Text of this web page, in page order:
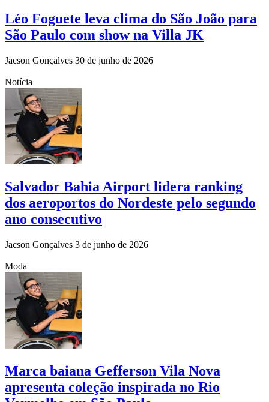
Léo Foguete leva clima do São João para
São Paulo com show na Villa JK
Jacson Gonçalves 30 de junho de 2026
Notícia
Salvador Bahia Airport lidera ranking
dos aeroportos do Nordeste pelo segundo
ano consecutivo
Jacson Gonçalves 3 de junho de 2026
Moda
Marca baiana Gefferson Vila Nova
apresenta coleção inspirada no Rio